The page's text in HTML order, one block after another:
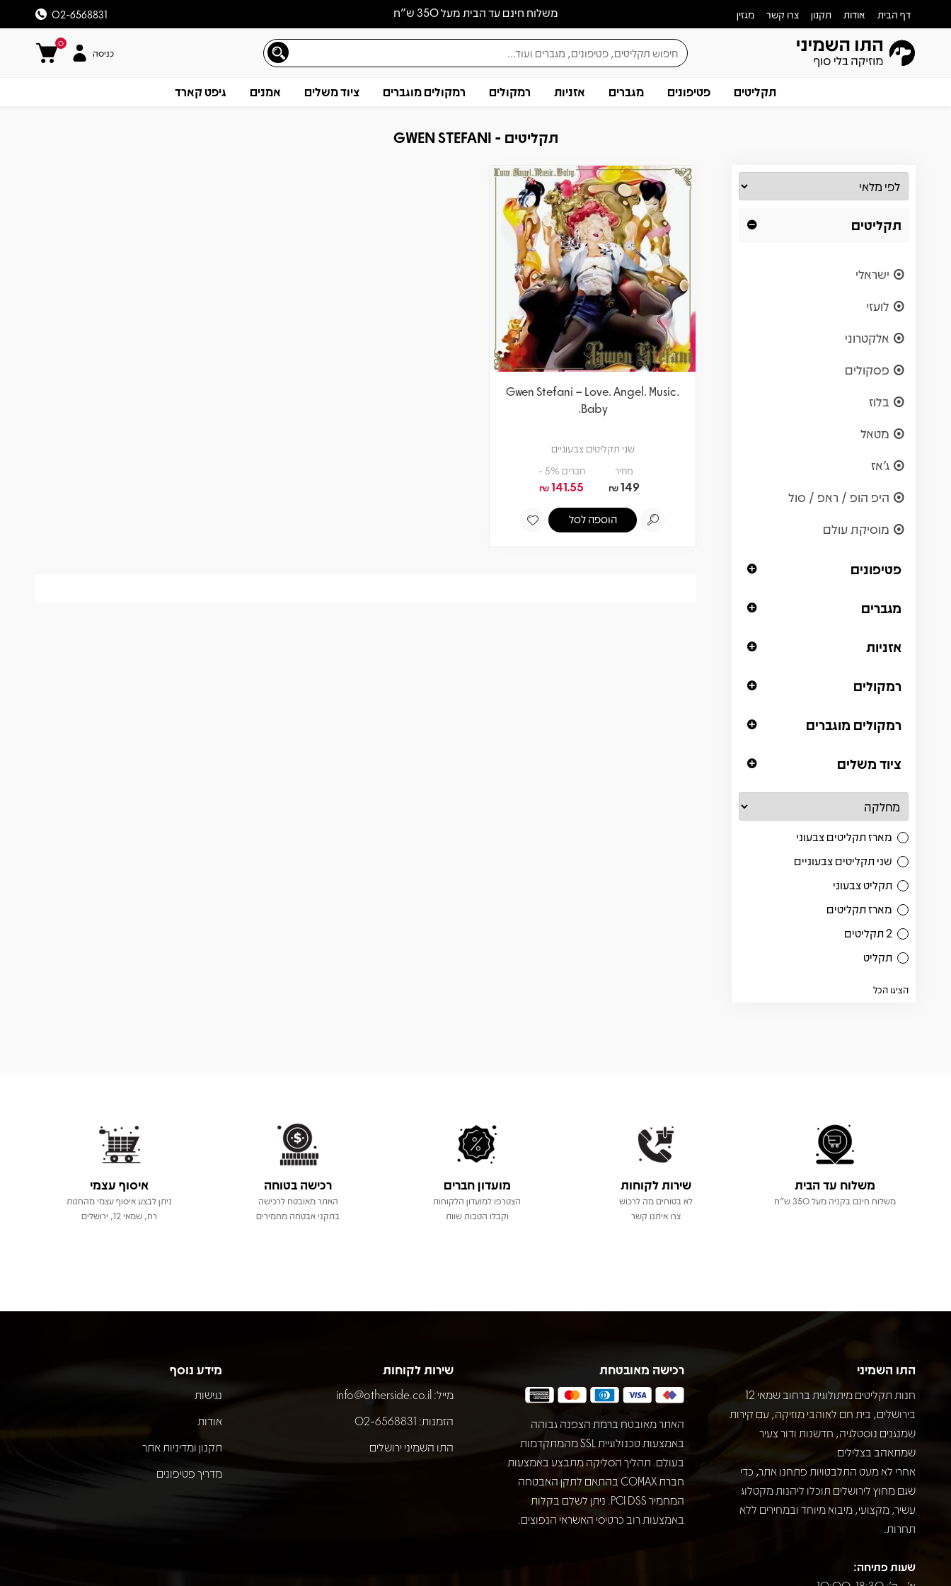
משלוח חינם עד הבית מעל 350 ש״ח דף הבית אודות תקנון צרו קשר מגזין 02-6568831
0
כניסה
תקליטים פטיפונים מגברים אזניות רמקולים רמקולים מוגברים ציוד משלים אמנים גיפט קארד
תקליטים - GWEN STEFANI
תקליטים
ישראלי
לועזי
אלקטרוני
פסקולים
בלוז
מטאל
ג'אז
היפ הופ / ראפ / סול
מוסיקת עולם
פטיפונים
מגברים
אזניות
רמקולים
רמקולים מוגברים
ציוד משלים
מארז תקליטים צבעוני
שני תקליטים צבעוניים
תקליט צבעוני
מארז תקליטים
2 תקליטים
תקליט
הציגו הכל
Gwen Stefani – Love. Angel. Music.
Baby.
שני תקליטים צבעוניים
מחיר
149
₪
חברים 5% -
141.55
₪
הוספה לסל
משלוח עד הבית
משלוח חינם בקניה מעל 350 ש"ח
שירות לקוחות
לא בטוחים מה לרכוש
צרו איתנו קשר
מועדון חברים
הצטרפו למועדון הלקוחות
וקבלו הטבות שוות
רכישה בטוחה
האתר מאובטח לרכישה
בתקני אבטחה מחמירים
איסוף עצמי
ניתן לבצע איסוף עצמי מהחנות
רח, שמאי 12, ירושלים
התו השמיני
חנות תקליטים מיתולוגית ברחוב שמאי 12
בירושלים, בית חם לאוהבי מוזיקה, עם קירות
שמנגנים נוסטלגיה, חדשנות ודור צעיר
שמתאהב בצלילים.
אחרי לא מעט התלבטויות פתחנו אתר, כדי
שגם מחוץ לירושלים תוכלו ליהנות מקטלוג
עשיר, מקצועי, מיבוא מיוחד ובמחירים ללא
תחרות.
שעות פתיחה:
רכישה מאובטחת
האתר מאובטח ברמת הצפנה גבוהה
באמצעות טכנולוגיית SSL מהמתקדמות
בעולם. תהליך הסליקה מתבצע באמצעות
חברת COMAX בהתאם לתקן האבטחה
המחמיר PCI DSS. ניתן לשלם בקלות
באמצעות רוב כרטיסי האשראי הנפוצים.
שירות לקוחות
מייל: info@otherside.co.il
הזמנות: 02-6568831
התו השמיני ירושלים
מידע נוסף
נגישות
אודות
תקנון ומדיניות אתר
מדריך פטיפונים